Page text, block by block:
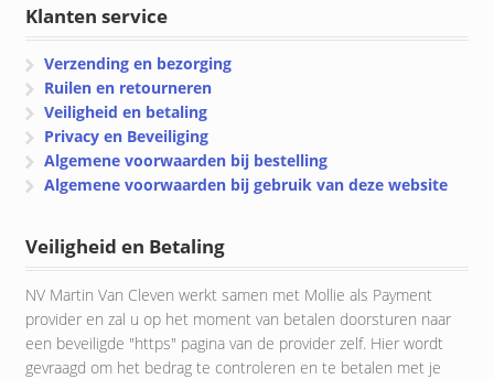
Klanten service
Verzending en bezorging
Ruilen en retourneren
Veiligheid en betaling
Privacy en Beveiliging
Algemene voorwaarden bij bestelling
Algemene voorwaarden bij gebruik van deze website
Veiligheid en Betaling
NV Martin Van Cleven werkt samen met Mollie als Payment
provider en zal u op het moment van betalen doorsturen naar
een beveiligde "https" pagina van de provider zelf. Hier wordt
gevraagd om het bedrag te controleren en te betalen met je